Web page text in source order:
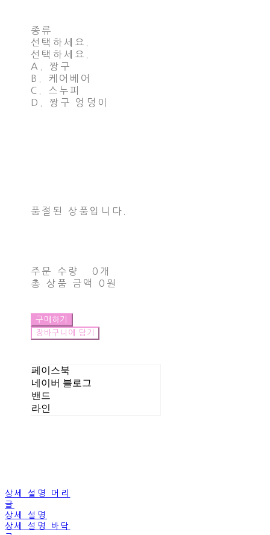
종류
선택하세요.
선택하세요.
A. 짱구
B. 케어베어
C. 스누피
D. 짱구 엉덩이
품절된 상품입니다.
주문 수량
0개
총 상품 금액
0원
구매하기
장바구니에 담기
페이스북
네이버 블로그
밴드
라인
상세 설명 머리
글
상세 설명
상세 설명 바닥